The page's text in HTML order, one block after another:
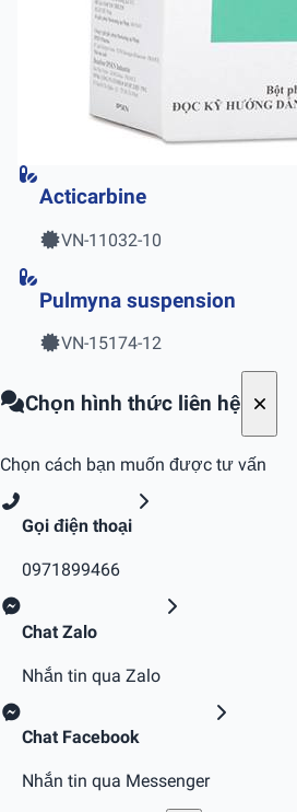
Acticarbine
VN-11032-10
Pulmyna suspension
VN-15174-12
Chọn hình thức liên hệ
Chọn cách bạn muốn được tư vấn
Gọi điện thoại
0971899466
Chat Zalo
Nhắn tin qua Zalo
Chat Facebook
Nhắn tin qua Messenger